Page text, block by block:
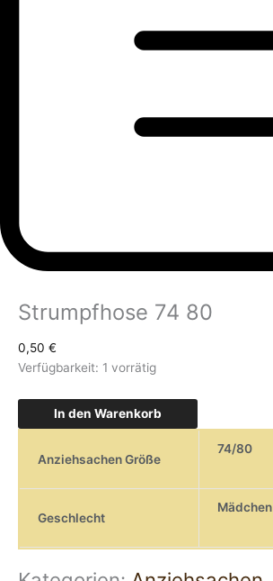
Strumpfhose 74 80
0,50 €
Verfügbarkeit: 1 vorrätig
In den Warenkorb
Anziehsachen Größe
74/80
Geschlecht
Mädchen